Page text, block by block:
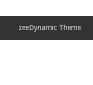
zeeDynamic Theme